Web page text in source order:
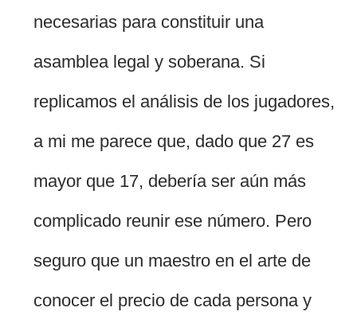
necesarias para constituir una
asamblea legal y soberana. Si
replicamos el análisis de los jugadores,
a mi me parece que, dado que 27 es
mayor que 17, debería ser aún más
complicado reunir ese número. Pero
seguro que un maestro en el arte de
conocer el precio de cada persona y